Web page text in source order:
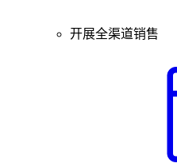
开展全渠道销售